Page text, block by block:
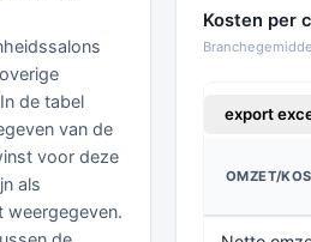
de tabel
van de
voor deze
als
weergegeven.
Kosten per
export
OMZET/